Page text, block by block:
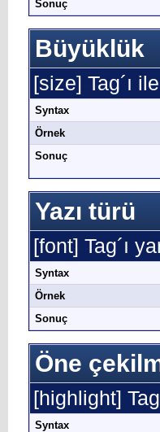
Sonuç
Büyüklük
[size] Tag´ı
Syntax
Örnek
Sonuç
Yazı türü
[font] Tag´ı
Syntax
Örnek
Sonuç
Öne
[highlight]
Syntax